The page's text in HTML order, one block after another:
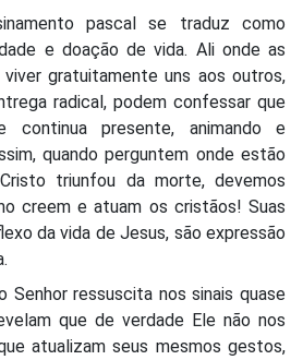
pascal se traduz como
e doação de vida. Ali onde as
gratuitamente uns aos outros,
radical, podem confessar que
continua presente, animando e
quando perguntem onde estão
triunfou da morte, devemos
creem e atuam os cristãos! Suas
da vida de Jesus, são expressão
Senhor ressuscita nos sinais quase
que de verdade Ele não nos
atualizam seus mesmos gestos,